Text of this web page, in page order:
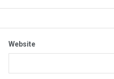
Website